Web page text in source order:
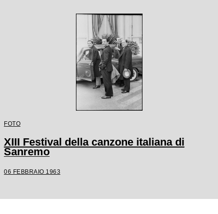
FOTO
XIII Festival della canzone italiana di
Sanremo
06 FEBBRAIO 1963